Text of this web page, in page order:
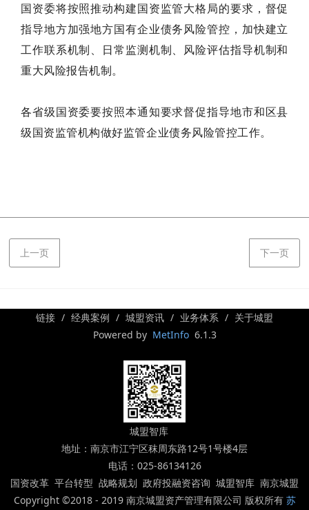
国资委将按照推动构建国资监管大格局的要求，督促
指导地方加强地方国有企业债务风险管控，加快建立
工作联系机制、日常监测机制、风险评估指导机制和
重大风险报告机制。
各省级国资委要按照本通知要求督促指导地市和区县
级国资监管机构做好监管企业债务风险管控工作。
上一页 下一页
链接 经典案例 城盟资讯 业务体系
关于城盟
Powered by MetInfo6.1.3
城盟智库
地址：南京市江宁区秣周东路12号1号楼4层
电话：025-86134126
国资改革 平台转型 战略规划 政府投融资咨询 城盟智库 南京城盟
Copyright ©2018 - 2019 南京城盟资产管理有限公司 版权所有 苏